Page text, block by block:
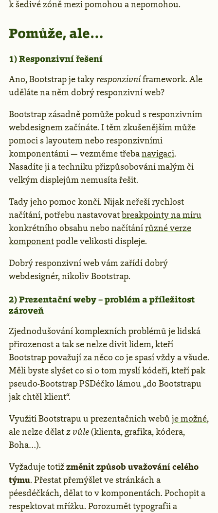
k šedivé zóně mezi pomohou a nepomohou.
Pomůže, ale…
1) Responzivní řešení
Ano, Bootstrap je taky responzivníframework. Ale
uděláte na něm dobrý responzivní web?
Bootstrap zásadně pomůže pokud s responzivním
webdesignem začínáte. I těm zkušenějším může
pomoci s layoutem nebo responzivními
komponentámi — vezměme třebanavigaci.
Nasadíte ji a techniku přizpůsobování malým či
velkým displejům nemusíta řešit.
Tady jeho pomoc končí. Nijak neřeší rychlost
načítání, potřebu nastavovatbreakpointy na míru
konkrétního obsahu nebo načítánírůzné verze
komponentpodle velikosti displeje.
Dobrý responzivní web vám zařídí dobrý
webdesignér, nikoliv Bootstrap.
2) Prezentační weby – problém a příležitost
zároveň
Zjednodušování komplexních problémů je lidská
přirozenost a tak se nelze divit lidem, kteří
Bootstrap považují za něco co je spasí vždy a všude.
Měli byste slyšet co si o tom myslí kódeři, kteří pak
pseudo-Bootstrap PSDéčko lámou „do Bootstrapu
jak chtěl klient“.
Využití Bootstrapu u prezentačních webů je možné,
ale nelze dělatz vůle(klienta, grafika, kódera,
Boha…).
Vyžaduje totižzměnit způsob uvažování celého
týmu. Přestat přemýšlet ve stránkách a
péesdéčkách, dělat to v komponentách. Pochopit a
respektovat mřížku. Porozumět typografii a